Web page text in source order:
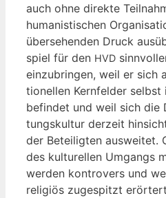
auch ohne direk­te
huma­nis­ti­schen
über­se­hen­den Druck
spiel für den HVD
ein­zu­brin­gen, weil er sich
tio­nel­len Kern­fel­der selbst
befin­det und weil sich
tungs­kul­tur der­zeit
der Betei­lig­ten aus­wei­tet.
des kul­tu­rel­len Umgangs
wer­den kon­tro­vers und
reli­gi­ös zuge­spitzt